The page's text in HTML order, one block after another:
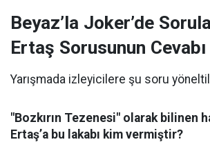
Beyaz’la Joker’de
Ertaş Sorusunun Cevabı
Yarışmada izleyicilere şu soru
"Bozkırın Tezenesi" olarak bilinen
Ertaş’a bu lakabı kim vermiştir?